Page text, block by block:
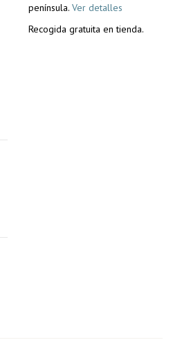
península. Ver detalles
Recogida gratuita en tienda.